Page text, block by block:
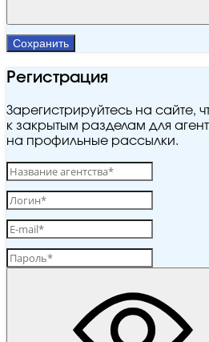
Сохранить
Регистрация
Зарегистрируйтесь на сайте,
к закрытым разделам для
на профильные рассылки.